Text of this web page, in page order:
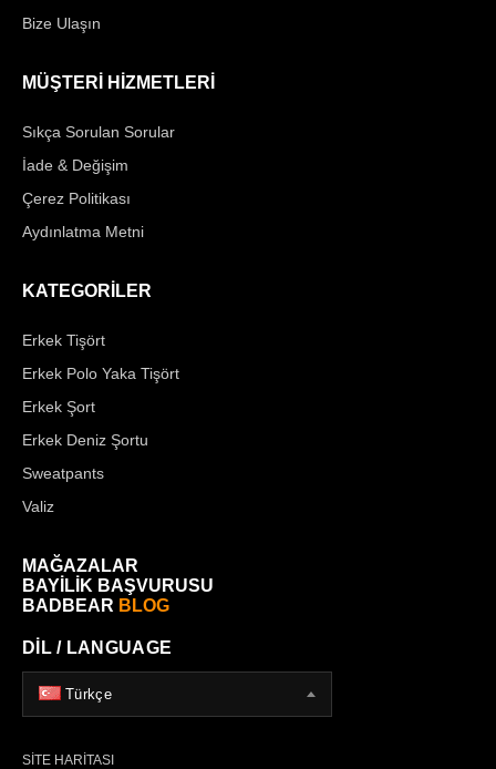
Bize Ulaşın
MÜŞTERİ HİZMETLERİ
Sıkça Sorulan Sorular
İade & Değişim
Çerez Politikası
Aydınlatma Metni
KATEGORİLER
Erkek Tişört
Erkek Polo Yaka Tişört
Erkek Şort
Erkek Deniz Şortu
Sweatpants
Valiz
MAĞAZALAR
BAYİLİK BAŞVURUSU
BADBEAR BLOG
DİL / LANGUAGE
Türkçe
SİTE HARİTASI